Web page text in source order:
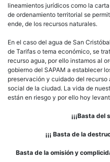
lineamientos jurídicos como la
de ordenamiento territorial se
ende, de los recursos naturales.
En el caso del agua de San
de Tarifas o tema económico, se
recurso agua, por ello instamos al
gobierno del SAPAM a establecer
preservación y cuidado del
social de la ciudad. La vida de
están en riesgo y por ello hoy
¡¡¡Basta
¡¡¡ Basta de la
Basta de la omisión y